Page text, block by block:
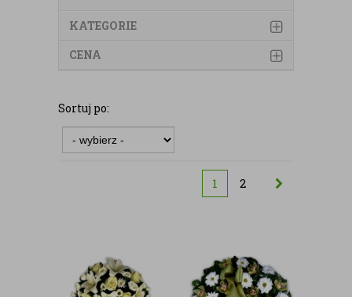
KATEGORIE
CENA
Sortuj po:
1 2